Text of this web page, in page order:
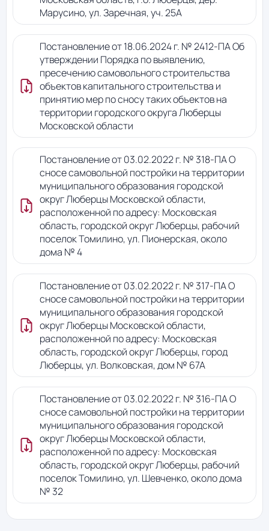
Марусино, ул. Заречная, уч. 25А
Постановление от 18.06.2024 г. № 2412-ПА Об
утверждении Порядка по выявлению,
пресечению самовольного строительства
объектов капитального строительства и
принятию мер по сносу таких объектов на
территории городского округа Люберцы
Московской области
Постановление от 03.02.2022 г. № 318-ПА О
сносе самовольной постройки на территории
муниципального образования городской
округ Люберцы Московской области,
расположенной по адресу: Московская
область, городской округ Люберцы, рабочий
поселок Томилино, ул. Пионерская, около
дома № 4
Постановление от 03.02.2022 г. № 317-ПА О
сносе самовольной постройки на территории
муниципального образования городской
округ Люберцы Московской области,
расположенной по адресу: Московская
область, городской округ Люберцы, город
Люберцы, ул. Волковская, дом № 67А
Постановление от 03.02.2022 г. № 316-ПА О
сносе самовольной постройки на территории
муниципального образования городской
округ Люберцы Московской области,
расположенной по адресу: Московская
область, городской округ Люберцы, рабочий
поселок Томилино, ул. Шевченко, около дома
№ 32